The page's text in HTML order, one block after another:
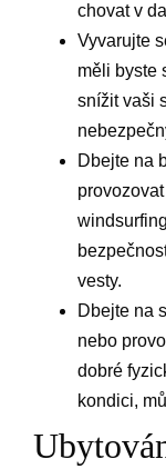
chovat v
Vyvarujte
měli byste
snížit vaši
Dbejte na
vesty.
Dbejte na
nebo
dobré
kondici,